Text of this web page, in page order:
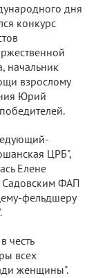
дня
конкурс
начальник
взрослому
Юрий
ЦРБ",
Елене
Садовским ФАП
фельдшеру
честь
всех
женщины".